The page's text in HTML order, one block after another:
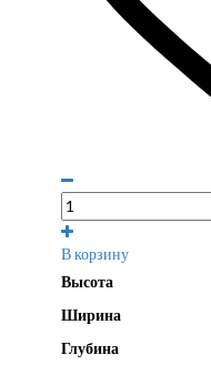
В корзину
Высота
Ширина
Глубина